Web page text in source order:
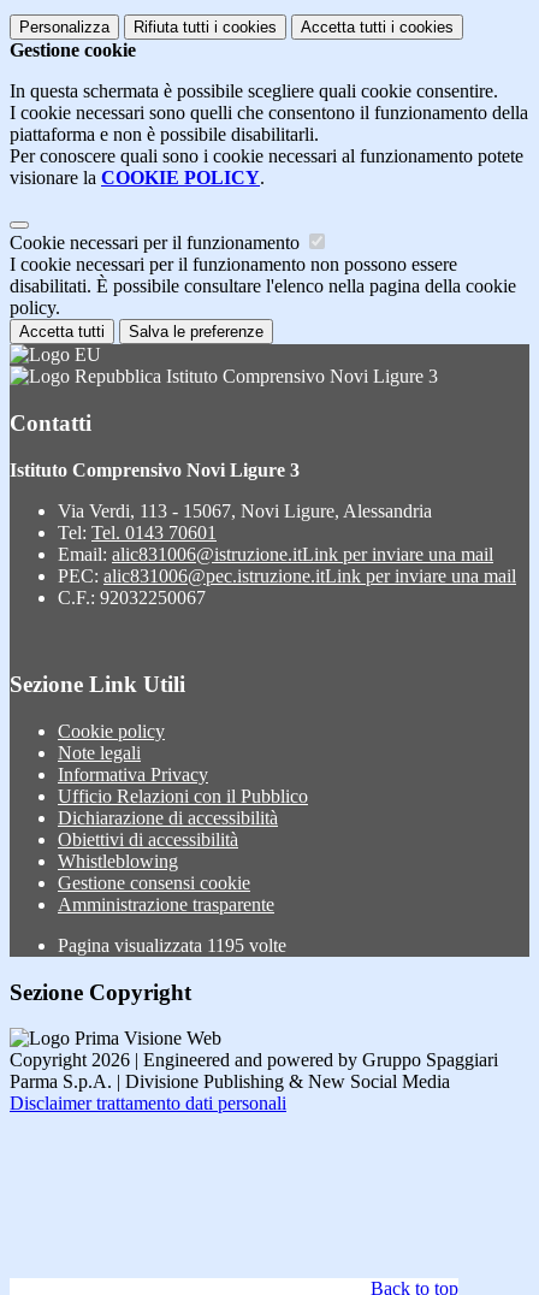
Personalizza Rifiuta tutti i cookies Accetta tutti i cookies
Gestione cookie
In questa schermata è possibile scegliere quali cookie consentire.
I cookie necessari sono quelli che consentono il funzionamento della
piattaforma e non è possibile disabilitarli.
Per conoscere quali sono i cookie necessari al funzionamento potete
visionare la COOKIE POLICY.
Cookie necessari per il funzionamento
I cookie necessari per il funzionamento non possono essere
disabilitati. È possibile consultare l'elenco nella pagina della cookie
policy.
Accetta tutti Salva le preferenze
Istituto Comprensivo Novi Ligure 3
Contatti
Istituto Comprensivo Novi Ligure 3
Via Verdi, 113 - 15067, Novi Ligure, Alessandria
Tel: Tel. 0143 70601
Email: alic831006@istruzione.itLink per inviare una mail
PEC: alic831006@pec.istruzione.itLink per inviare una mail
C.F.: 92032250067
Sezione Link Utili
Cookie policy
Note legali
Informativa Privacy
Ufficio Relazioni con il Pubblico
Dichiarazione di accessibilità
Obiettivi di accessibilità
Whistleblowing
Gestione consensi cookie
Amministrazione trasparente
Pagina visualizzata 1195 volte
Sezione Copyright
Copyright 2026 | Engineered and powered by Gruppo Spaggiari
Parma S.p.A. | Divisione Publishing & New Social Media
Disclaimer trattamento dati personali
Back to top